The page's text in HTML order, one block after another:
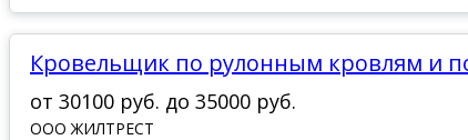
Кровельщик по рулонным кровлям и
от 30100 руб. до 35000 руб.
ООО ЖИЛТРЕСТ